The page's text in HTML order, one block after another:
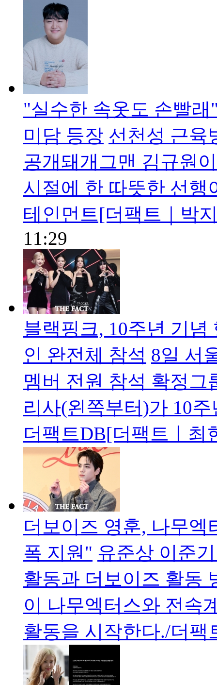
"실수한 속옷도 손빨
미담 등장 선천성 근육
공개돼개그맨 김규원
시절에 한 따뜻한 선행
테인먼트[더팩트｜박
11:29
블랙핑크, 10주년 기념
인 완전체 참석 8일 서
멤버 전원 참석 확정그
리사(왼쪽부터)가 10
더팩트DB[더팩트ㅣ최
더보이즈 영훈, 나무
폭 지원" 유준상 이준
활동과 더보이즈 활동
이 나무엑터스와 전속
활동을 시작한다./더팩